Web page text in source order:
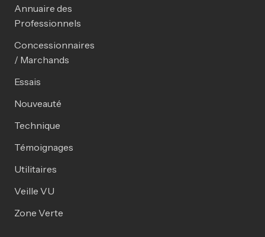
Annuaire des
Professionnels
Concessionnaires
/ Marchands
Essais
Nouveauté
Technique
Témoignages
Utilitaires
Veille VU
Zone Verte